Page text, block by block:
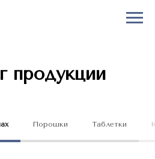
продукции
Порошки Таблетки